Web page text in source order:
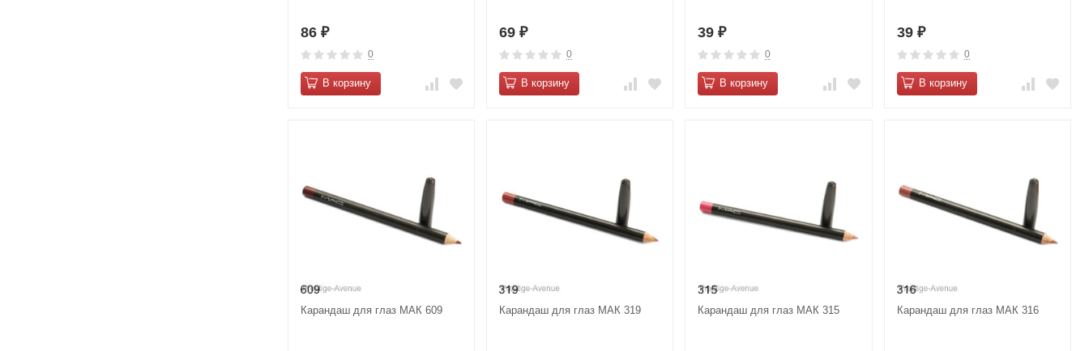
86 ₽
0
В корзину
69 ₽
0
В корзину
39₽
0
В корзину
39 ₽
0
В корзину
Карандаш для глаз МАК 609 Карандаш для глаз МАК 319 Карандаш для глаз МАК 315 Карандаш для глаз МАК 316